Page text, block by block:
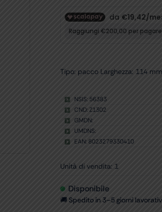
Tipo: pacco Larghezza: 114
NSIS: 56383
CND: Z1302
GMDN:
UMDNS:
EAN: 8023279330410
Unità di vendita: 1
Disponibile
🚚 Spedito in 3–5 giorni